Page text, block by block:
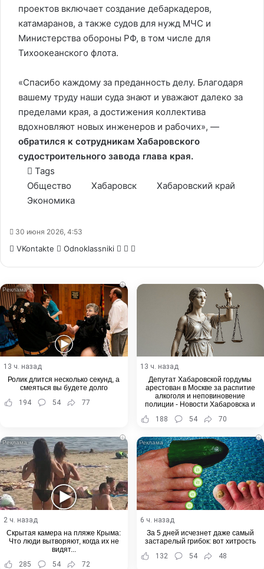
проектов включает создание дебаркадеров,
катамаранов, а также судов для нужд МЧС и
Министерства обороны РФ, в том числе для
Тихоокеанского флота.
«Спасибо каждому за преданность делу. Благодаря
вашему труду наши суда знают и уважают далеко за
пределами края, а достижения коллектива
вдохновляют новых инженеров и рабочих», —
обратился к сотрудникам Хабаровского
судостроительного завода глава края.
Tags
Общество
Хабаровск
Хабаровский край
Экономика
30 июня 2026, 4:53
VKontakte Odnoklassniki WhatsApp
Telegram
i
13 ч. назад
Ролик длится несколько секунд, а
смеяться вы будете долго
194
54 77
13 ч. назад
Депутат Хабаровской гордумы
арестован в Москве за распитие
алкоголя и неповиновение
полиции - Новости Хабаровска и
188 54 70
i
2 ч. назад
Скрытая камера на пляже Крыма:
Что люди вытворяют, когда их не
видят...
285
54 72
i
6 ч. назад
За 5 дней исчезнет даже самый
застарелый грибок: вот хитрость
132
54 48